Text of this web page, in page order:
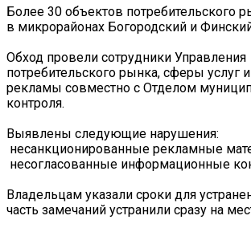
Более 30 объектов потребительского
в микрорайонах Богородский и
Обход провели сотрудники Управления
потребительского рынка, сферы услуг
рекламы совместно с Отделом
контроля.
Выявлены следующие нарушения:
несанкционированные рекламные
несогласованные информационные
Владельцам указали сроки для
часть замечаний устранили сразу на